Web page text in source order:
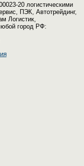
20 логистическими
ПЭК, Автотрейдинг,
Логистик,
город РФ: